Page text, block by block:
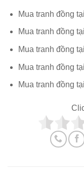
Mua tranh đồng
Mua tranh đồng
Mua tranh đồng
Mua tranh đồng
Mua tranh đồng